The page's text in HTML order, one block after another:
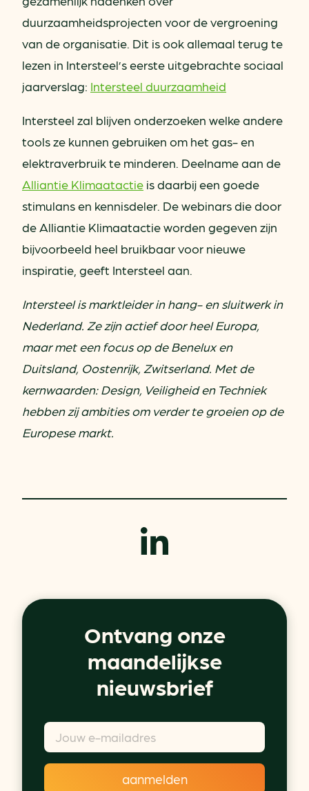
duurzaamheidsprojecten voor de vergroening
van de organisatie. Dit is ook allemaal terug te
lezen in Intersteel’s eerste uitgebrachte sociaal
jaarverslag: Intersteel duurzaamheid
Intersteel zal blijven onderzoeken welke andere
tools ze kunnen gebruiken om het gas- en
elektraverbruik te minderen. Deelname aan de
Alliantie Klimaatactie is daarbij een goede
stimulans en kennisdeler. De webinars die door
de Alliantie Klimaatactie worden gegeven zijn
bijvoorbeeld heel bruikbaar voor nieuwe
inspiratie, geeft Intersteel aan.
Intersteel is marktleider in hang- en sluitwerk in
Nederland. Ze zijn actief door heel Europa,
maar met een focus op de Benelux en
Duitsland, Oostenrijk, Zwitserland. Met de
kernwaarden: Design, Veiligheid en Techniek
hebben zij ambities om verder te groeien op de
Europese markt.
Ontvang onze
maandelijkse
nieuwsbrief